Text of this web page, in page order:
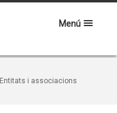
Menú
Entitats i associacions